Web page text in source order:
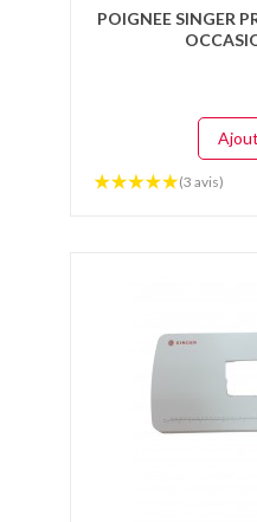
POIGNEE SINGER
(3 avis)